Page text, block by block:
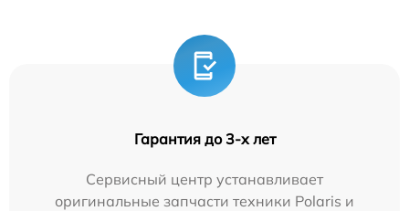
Гарантия до 3-х лет
Сервисный центр устанавливает
оригинальные запчасти техники Polaris и